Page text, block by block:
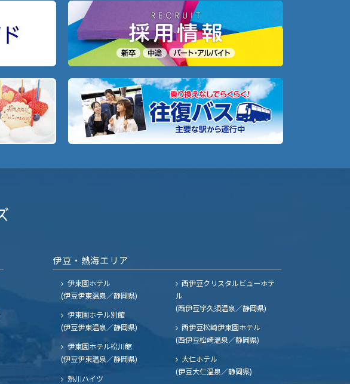
伊豆・熱海エリア
伊東園ホテル
(伊豆伊東温泉／静岡県)
伊東園ホテル別館
(伊豆伊東温泉／静岡県)
伊東園ホテル松川館
(伊豆伊東温泉／静岡県)
熱川ハイツ
西伊豆クリスタルビューホテ
ル
(西伊豆宇久須温泉／静岡県)
西伊豆松崎伊東園ホテル
(西伊豆松崎温泉／静岡県)
大仁ホテル
(伊豆大仁温泉／静岡県)